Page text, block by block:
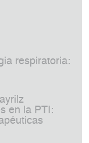
respiratoria:
en la PTI: